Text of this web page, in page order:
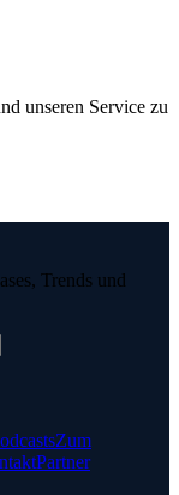
unseren Service zu
Trends und
Zum
Partner